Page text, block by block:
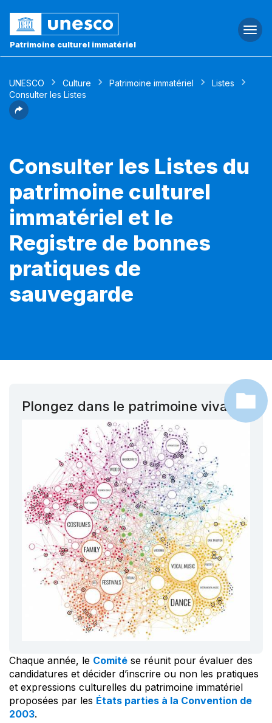
Patrimoine culturel immatériel
UNESCO Culture Patrimoine immatériel
Listes
Consulter les Listes
Consulter les Listes du
patrimoine culturel
immatériel et le
Registre de bonnes
pratiques de
sauvegarde
Plongez dans le patrimoine vivant !
Chaque année, le Comité se réunit pour évaluer des
candidatures et décider d’inscrire ou non les pratiques
et expressions culturelles du patrimoine immatériel
proposées par les États parties à la Convention de
2003.